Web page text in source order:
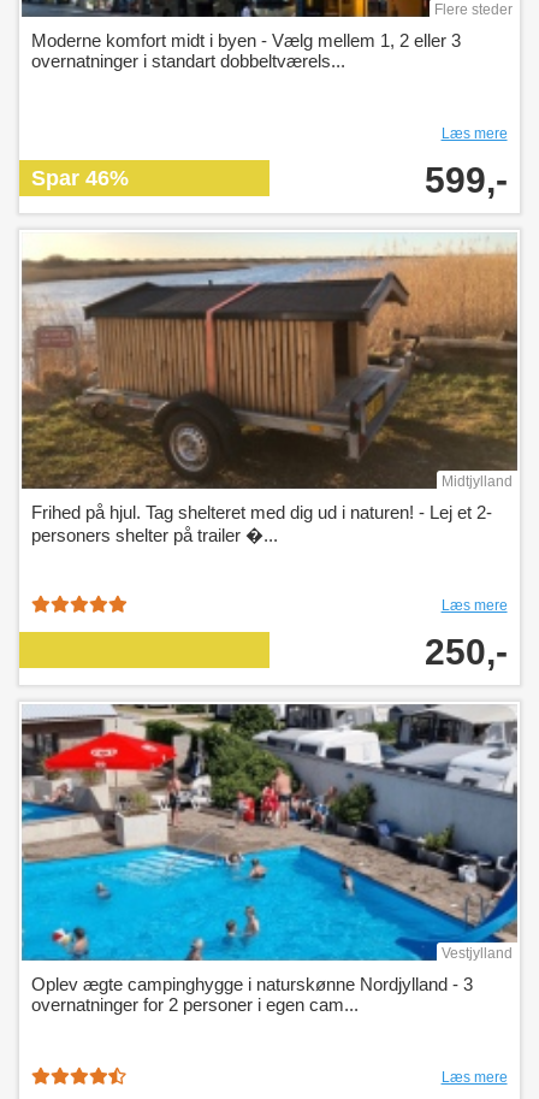
Flere steder
Moderne komfort midt i byen - Vælg mellem 1, 2 eller 3
overnatninger i standart dobbeltværels...
Læs mere
Spar 46% 599,-
Midtjylland
Frihed på hjul. Tag shelteret med dig ud i naturen! - Lej et 2-
personers shelter på trailer �...
Læs mere
250,-
Vestjylland
Oplev ægte campinghygge i naturskønne Nordjylland - 3
overnatninger for 2 personer i egen cam...
Læs mere